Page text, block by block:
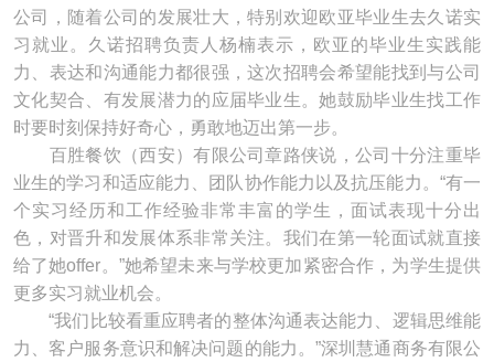
公司，随着公司的发展壮大，特别欢迎欧亚毕业生去久诺实
习就业。久诺招聘负责人杨楠表示，欧亚的毕业生实践能
力、表达和沟通能力都很强，这次招聘会希望能找到与公司
文化契合、有发展潜力的应届毕业生。她鼓励毕业生找工作
时要时刻保持好奇心，勇敢地迈出第一步。
百胜餐饮（西安）有限公司章路侠说，公司十分注重毕
业生的学习和适应能力、团队协作能力以及抗压能力。“有一
个实习经历和工作经验非常丰富的学生，面试表现十分出
色，对晋升和发展体系非常关注。我们在第一轮面试就直接
给了她offer。”她希望未来与学校更加紧密合作，为学生提供
更多实习就业机会。
“我们比较看重应聘者的整体沟通表达能力、逻辑思维能
力、客户服务意识和解决问题的能力。”深圳慧通商务有限公